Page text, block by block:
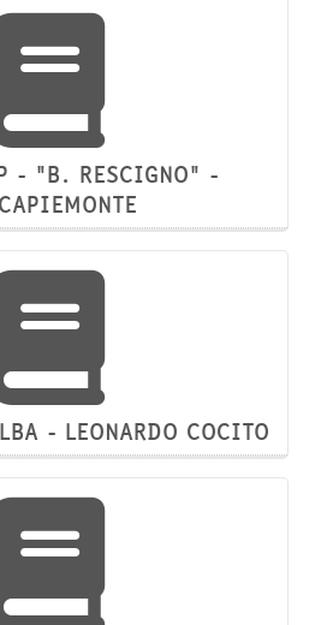
- "B. RESCIGNO" -
- LEONARDO COCITO